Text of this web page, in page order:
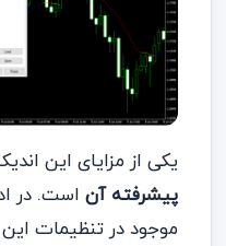
یکی از مزایای این
پیشرفته آن است. در
موجود در تنظیمات این